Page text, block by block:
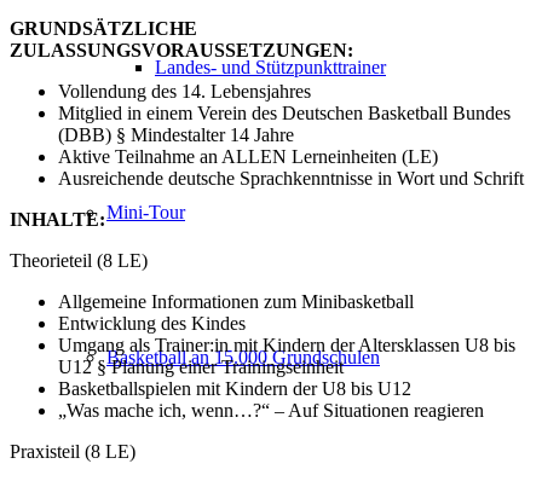
Landes- und Stützpunkttrainer
Mini-Tour
Basketball an 15.000 Grundschulen
GRUNDSÄTZLICHE
ZULASSUNGSVORAUSSETZUNGEN:
Vollendung des 14. Lebensjahres
Mitglied in einem Verein des Deutschen Basketball Bundes
(DBB) § Mindestalter 14 Jahre
Aktive Teilnahme an ALLEN Lerneinheiten (LE)
Ausreichende deutsche Sprachkenntnisse in Wort und Schrift
INHALTE:
Theorieteil (8 LE)
Allgemeine Informationen zum Minibasketball
Entwicklung des Kindes
Umgang als Trainer:in mit Kindern der Altersklassen U8 bis
U12 § Planung einer Trainingseinheit
Basketballspielen mit Kindern der U8 bis U12
„Was mache ich, wenn…?“ – Auf Situationen reagieren
Praxisteil (8 LE)